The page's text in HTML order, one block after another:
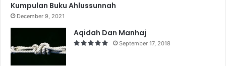
Kumpulan Buku Ahlussunnah
December 9, 2021
Aqidah Dan Manhaj
September 17, 2018